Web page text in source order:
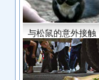
与松鼠的意外接触